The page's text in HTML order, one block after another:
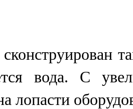
вода. С
лопасти